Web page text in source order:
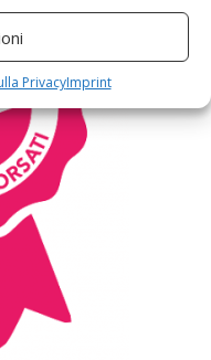
PrivacyImprint